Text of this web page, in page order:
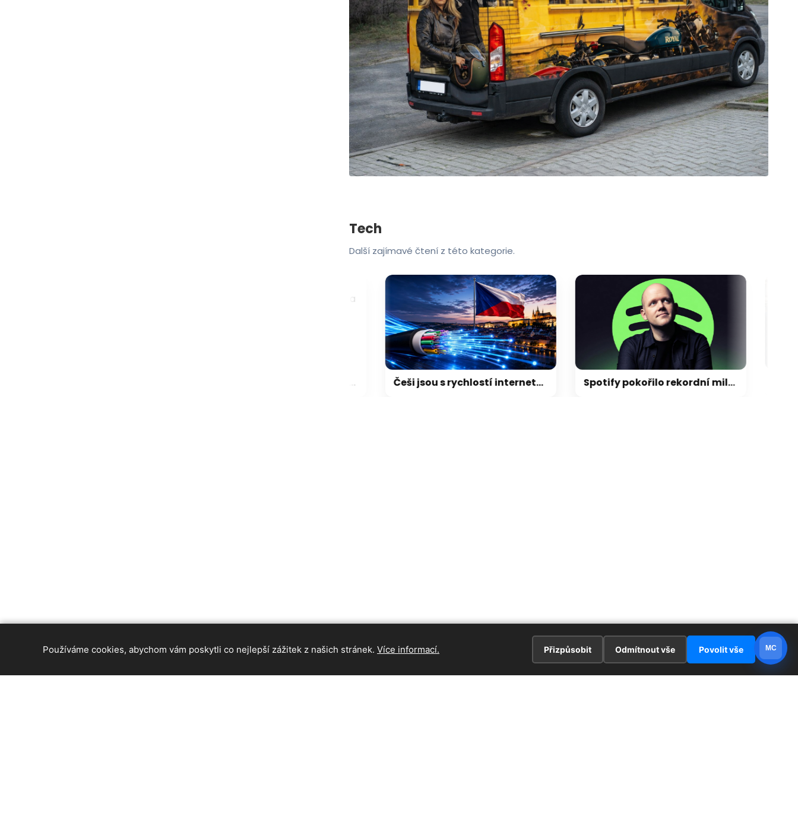
Tech
Další zajímavé čtení z této kategorie.
Češi jsou s rychlostí internetu spokojení. Třetina ale netuší, jestli má doma dostupnou optiku Spotify pokořilo rekordní milník v počtu platících posluchačů, konkurence může jen závidět
Používáme cookies, abychom vám poskytli co nejlepší zážitek z našich stránek. Více informací. Přizpůsobit Odmítnout vše Povolit vše MC